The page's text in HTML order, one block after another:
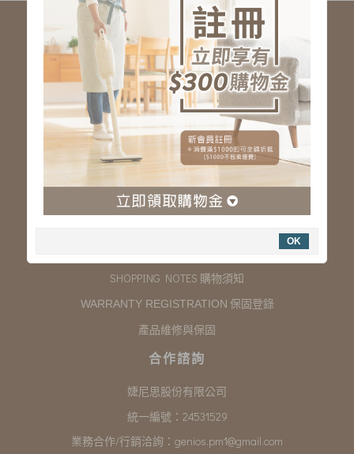
社群服務連結
線上客服 LINE 歡迎加入 <LINE ID: @matric.jp>
線上客服 Facebook 歡迎加入
服務專線：03-323-2180
客服信箱 :genios.service@gmail.com
服務時間：星期一至星期五 上午9:00~下午6:00
例假日休假
購物說明
SHOPPING NOTES 購物須知
WARRANTY REGISTRATION 保固登錄
產品維修與保固
合作諮詢
婕尼思股份有限公司
統一編號：24531529
業務合作/行銷洽詢： genios.pm1@gmail.com
OK